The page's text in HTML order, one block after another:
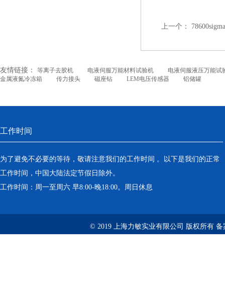
上一个：
友情链接： 等离子去胶机 电液伺服万能材料试验机
电液伺服液压万能试
金属液氮冷冻箱
传力接头 磁座钻 LEM电压传感器 铝储罐
工作时间
为了避免不必要的等待，敬请注意我们的工作时间 。以下是我们的正常
工作时间，中国大陆法定节假日除外。
工作时间：周一至周六 早8:00-晚18:00。周日休息
© 2019 上海力敏实业有限公司 版权所有 备